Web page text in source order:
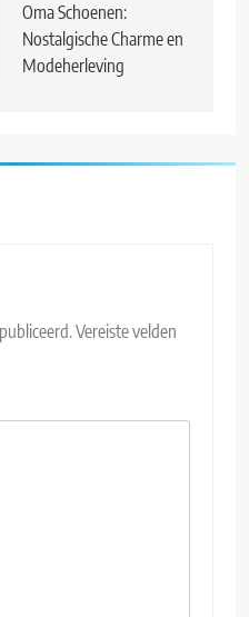
Oma Schoenen:
Nostalgische Charme en
Modeherleving
Vereiste velden